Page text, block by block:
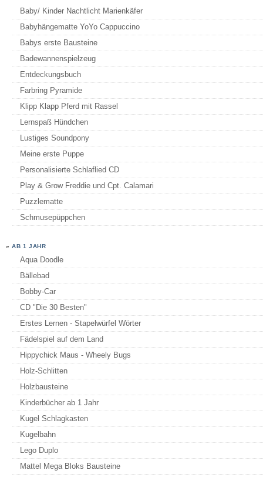
Baby/ Kinder Nachtlicht Marienkäfer
Babyhängematte YoYo Cappuccino
Babys erste Bausteine
Badewannenspielzeug
Entdeckungsbuch
Farbring Pyramide
Klipp Klapp Pferd mit Rassel
Lernspaß Hündchen
Lustiges Soundpony
Meine erste Puppe
Personalisierte Schlaflied CD
Play & Grow Freddie und Cpt. Calamari
Puzzlematte
Schmusepüppchen
»AB 1 JAHR
Aqua Doodle
Bällebad
Bobby-Car
CD "Die 30 Besten"
Erstes Lernen - Stapelwürfel Wörter
Fädelspiel auf dem Land
Hippychick Maus - Wheely Bugs
Holz-Schlitten
Holzbausteine
Kinderbücher ab 1 Jahr
Kugel Schlagkasten
Kugelbahn
Lego Duplo
Mattel Mega Bloks Bausteine